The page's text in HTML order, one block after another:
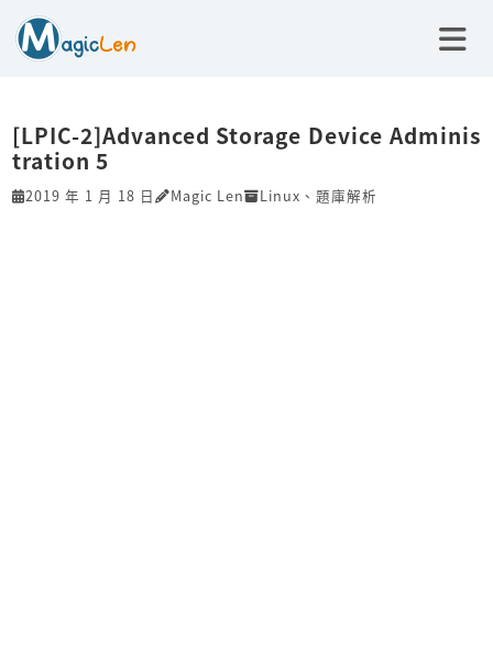
[LPIC-2]Advanced Storage Device Adminis
tration 5
2019 年 1 月 18 日 Magic Len Linux 、 題庫解析